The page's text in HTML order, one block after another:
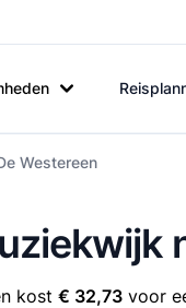
Westereen
kost € 32,73 voor